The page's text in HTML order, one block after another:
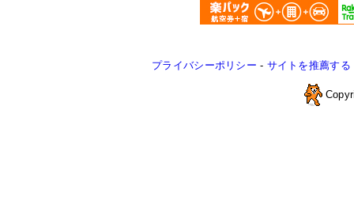
プライバシーポリシー - サイトを推薦する